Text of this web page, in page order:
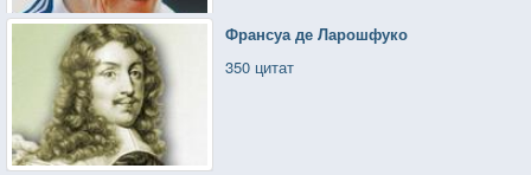
Франсуа де Ларошфуко
350 цитат